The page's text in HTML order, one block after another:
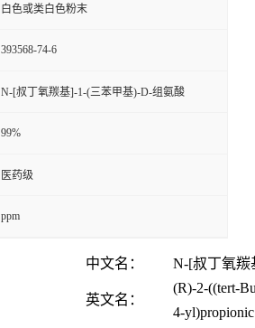
白色或类白色粉末
393568-74-6
N-[叔丁氧羰基]-1-(三苯甲基)-D-组氨酸
99%
医药级
ppm
中文名： N-[叔丁氧羰
英文名：
(R)-2-((tert-
4-